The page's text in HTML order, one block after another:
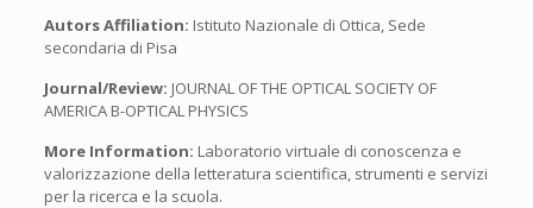
Autors Affiliation: Istituto Nazionale di Ottica, Sede
secondaria di Pisa
Journal/Review: JOURNAL OF THE OPTICAL SOCIETY OF
AMERICA B-OPTICAL PHYSICS
More Information: Laboratorio virtuale di conoscenza e
valorizzazione della letteratura scientifica, strumenti e servizi
per la ricerca e la scuola.